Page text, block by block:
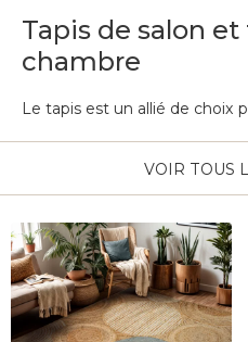
Tapis de salon
chambre
Le tapis est un allié de choix
VOIR TOUS